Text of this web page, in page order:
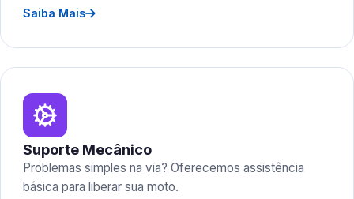
Saiba Mais
Suporte Mecânico
Problemas simples na via? Oferecemos assistência
básica para liberar sua moto.